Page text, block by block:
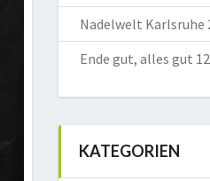
Nadelwelt Karlsruhe
Ende gut, alles gut 12
KATEGORIEN